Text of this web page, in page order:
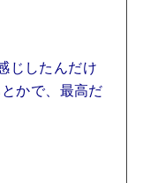
じしたんだけ
かで、最高だ